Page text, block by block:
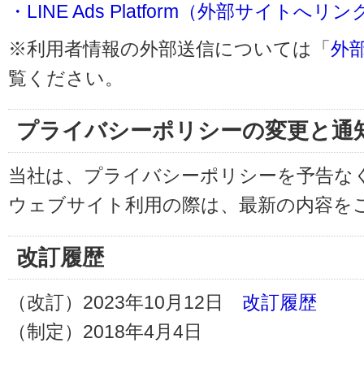
・LINE Ads Platform（外部サイトへリン
※利用者情報の外部送信については「外
覧ください。
プライバシーポリシーの変更と通
当社は、プライバシーポリシーを予告
ウェブサイト利用の際は、最新の内容を
改訂履歴
（改訂）2023年10月12日 改訂履歴
（制定）2018年4月4日